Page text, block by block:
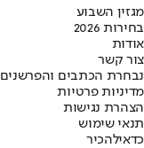
מגזין השבוע
בחירות 2026
אודות
צור קשר
נבחרת הכתבים והפרשנים
מדיניות פרטיות
הצהרת נגישות
תנאי שימוש
כדאילהכיר